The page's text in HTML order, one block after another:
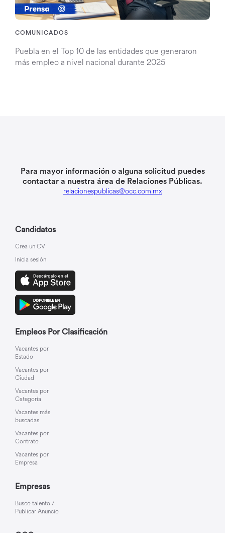
COMUNICADOS
Puebla en el Top 10 de las entidades que generaron
más empleo a nivel nacional durante 2025
Para mayor información o alguna solicitud puedes
contactar a nuestra área de Relaciones Públicas.
relacionespublicas@occ.com.mx
Candidatos
Crea un CV
Inicia sesión
Empleos Por Clasificación
Vacantes por
Estado
Vacantes por
Ciudad
Vacantes por
Categoría
Vacantes más
buscadas
Vacantes por
Contrato
Vacantes por
Empresa
Empresas
Busco talento /
Publicar Anuncio